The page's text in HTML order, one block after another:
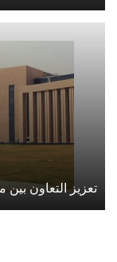
تعزيز التعاون